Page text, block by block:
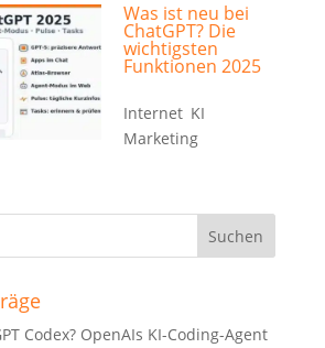
Was ist neu bei
ChatGPT? Die
wichtigsten
Funktionen 2025
Internet, KI
Marketing
Codex? OpenAIs KI-Coding-Agent